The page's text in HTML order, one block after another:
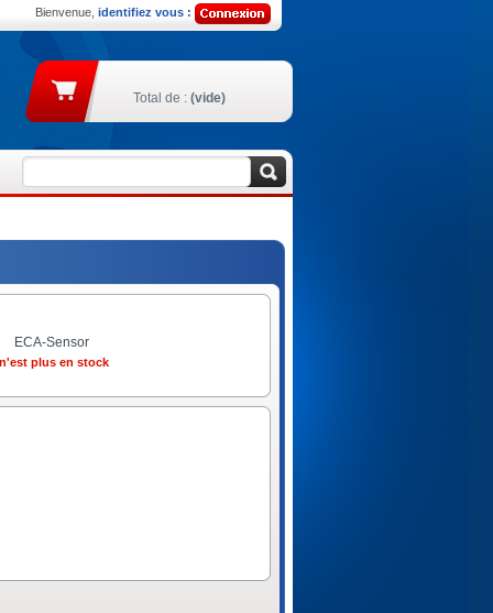
Bienvenue, identifiez vous :
Total de : (vide)
ECA-Sensor
plus en stock